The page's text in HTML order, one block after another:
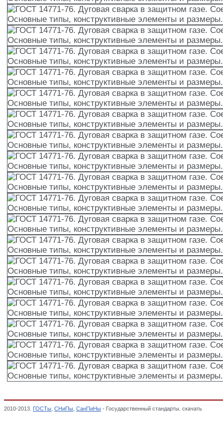
2010-2013. ГОСТы СНиПы СанПиНы - Государственный стандарты. скачать